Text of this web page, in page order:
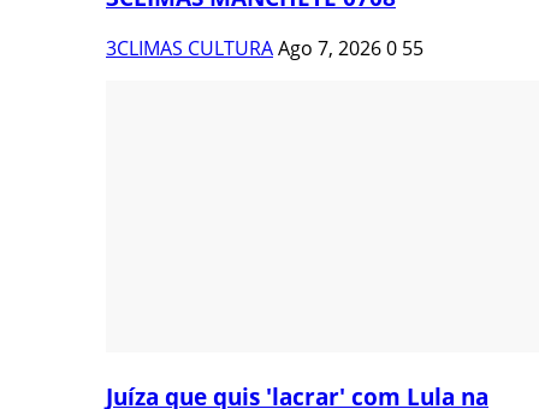
3CLIMAS CULTURAAgo 7, 20260 55
Juíza que quis 'lacrar' com Lula na